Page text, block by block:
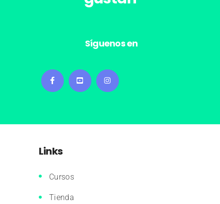
Síguenos en
Links
Cursos
Tienda